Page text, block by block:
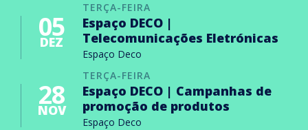
TERÇA-FEIRA
05
DEZ
Espaço DECO |
Telecomunicações Eletrónicas
Espaço Deco
TERÇA-FEIRA
28
NOV
Espaço DECO | Campanhas de
promoção de produtos
Espaço Deco